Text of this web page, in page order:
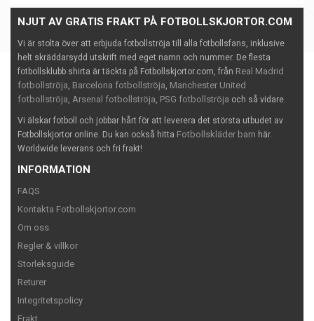
NJUT AV GRATIS FRAKT PÅ FOTBOLLSKJORTOR.COM
Vi är stolta över att erbjuda fotbollströja till alla fotbollsfans, inklusive
helt skräddarsydd utskrift med eget namn och nummer. De flesta
fotbollsklubb shirta är täckta på Fotbollskjortor.com, från Real Madrid
fotbollströja, Barcelona fotbollströja, Manchester United
fotbollströja, Arsenal fotbollströja, PSG fotbollströja och så vidare.
Vi älskar fotboll och jobbar hårt för att leverera det största utbudet av
Fotbollskjortor online. Du kan också hitta Fotbollskläder barn här.
Worldwide leverans och fri frakt!
INFORMATION
FAQS
Kontakta Fotbollskjortor.com
Om oss
Regler & villkor
Storleksguide
Returer
Integritetspolicy
Frakt